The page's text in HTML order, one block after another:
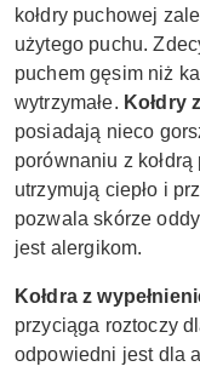
kołdry puchowej
użytego puchu.
puchem gęsim niż
wytrzymałe. Kołdry
posiadają nieco
porównaniu z
utrzymują ciepło i
pozwala skórze
jest alergikom.
Kołdra z
przyciąga roztoczy
odpowiedni jest dla